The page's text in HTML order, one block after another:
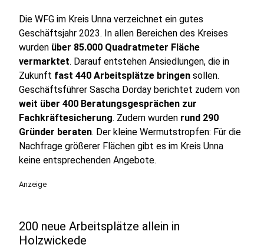
Die WFG im Kreis Unna verzeichnet ein gutes
Geschäftsjahr 2023. In allen Bereichen des Kreises
wurden über 85.000 Quadratmeter Fläche
vermarktet. Darauf entstehen Ansiedlungen, die in
Zukunft fast 440 Arbeitsplätze bringen sollen.
Geschäftsführer Sascha Dorday berichtet zudem von
weit über 400 Beratungsgesprächen zur
Fachkräftesicherung. Zudem wurden rund 290
Gründer beraten. Der kleine Wermutstropfen: Für die
Nachfrage größerer Flächen gibt es im Kreis Unna
keine entsprechenden Angebote.
Anzeige
200 neue Arbeitsplätze allein in
Holzwickede